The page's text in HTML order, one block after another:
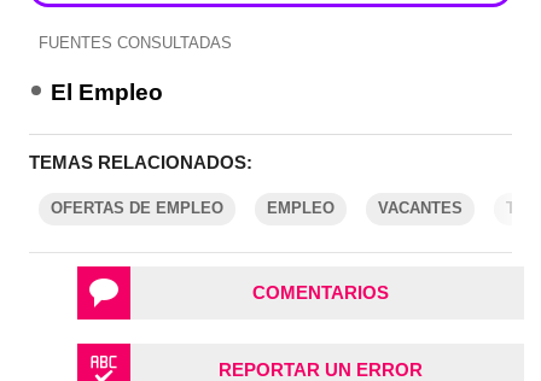
FUENTES CONSULTADAS
El Empleo
TEMAS RELACIONADOS:
OFERTAS DE EMPLEO EMPLEO VACANTES
COMENTARIOS
REPORTAR UN ERROR